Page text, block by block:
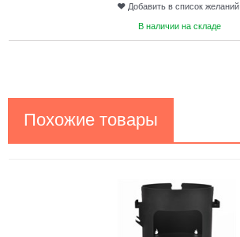
Добавить в список желаний
В наличии на складе
Похожие товары